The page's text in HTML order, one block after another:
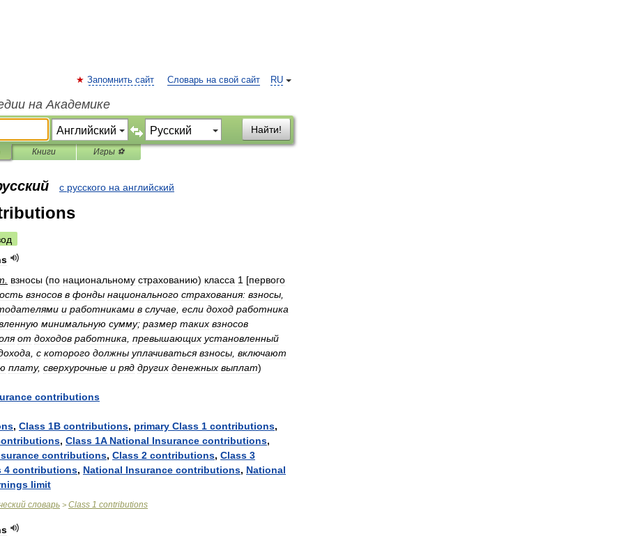
RU
Запомнить сайт Словарь на свой сайт
на Академике
Найти!
Книги Игры ⚽
с русского на английский
взносы (по национальному страхованию) класса 1 [первого
взносов в фонды национального страхования: взносы
и работниками в случае если доход работника
минимальную сумму; размер таких взносов
от доходов работника превышающих установленный
с которого должны уплачиваться взносы включают
плату, сверхурочные и ряд других денежных выплат)
contributions
, Class 1B contributions, primary Class 1 contributions,
, Class 1A National Insurance contributions,
contributions, Class 2 contributions, Class 3
4 contributions, National Insurance contributions, National
limit
словарь > Class 1 contributions